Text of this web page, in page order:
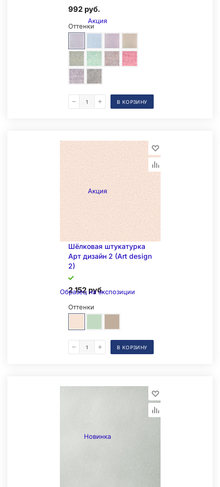
Акция
992 руб.
Оттенки
В КОРЗИНУ
Акция
Образец на экспозиции
Шёлковая штукатурка
Арт дизайн 2 (Art design
2)
2 152 руб.
Оттенки
В КОРЗИНУ
Новинка